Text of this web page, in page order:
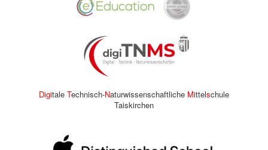
Digitale Technisch-Naturwissenschaftliche Mittelschule
Taiskirchen